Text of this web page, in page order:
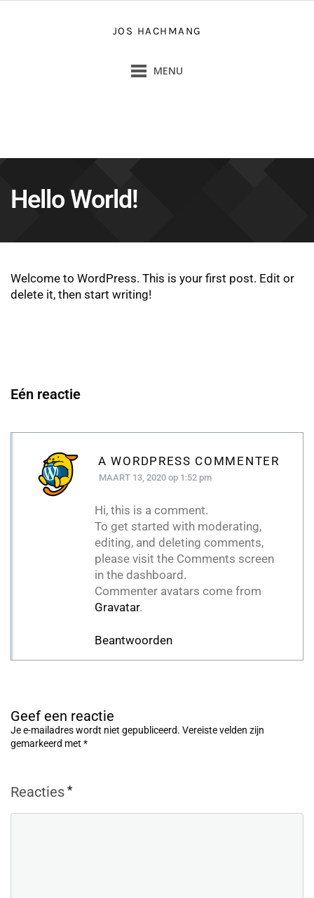
JOS HACHMANG
MENU
Hello World!
Welcome to WordPress. This is your first post. Edit or
delete it, then start writing!
Eén reactie
A WORDPRESS COMMENTER
MAART 13, 2020 op 1:52 pm
Hi, this is a comment.
To get started with moderating,
editing, and deleting comments,
please visit the Comments screen
in the dashboard.
Commenter avatars come from
Gravatar.
Beantwoorden
Geef een reactie
Je e-mailadres wordt niet gepubliceerd. Vereiste velden zijn
gemarkeerd met *
Reacties *